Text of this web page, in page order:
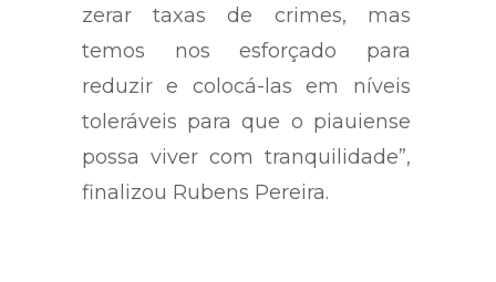
que estão morrendo. Não vamos
zerar taxas de crimes, mas
temos nos esforçado para
reduzir e colocá-las em níveis
toleráveis para que o piauiense
possa viver com tranquilidade”,